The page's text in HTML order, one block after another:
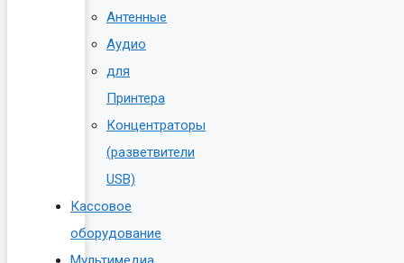
Антенные
Аудио
для
Принтера
Концентраторы
(разветвители
USB)
Кассовое
оборудование